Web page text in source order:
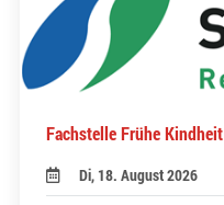
Fachstelle Frühe Kindheit
Di, 18. August 2026